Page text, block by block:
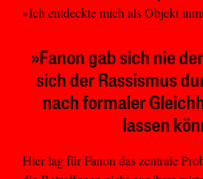
»Ich entdeckte mich als Objekt
»Fanon gab sich nie
sich der Rassismus
nach formaler
lassen
Hier lag für Fanon das zentrale